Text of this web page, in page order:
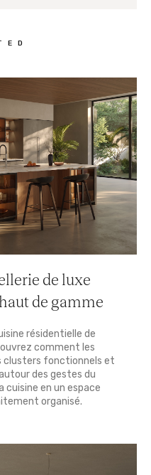
de luxe
de gamme
résidentielle de
comment les
clusters fonctionnels et
des gestes du
en un espace
organisé.